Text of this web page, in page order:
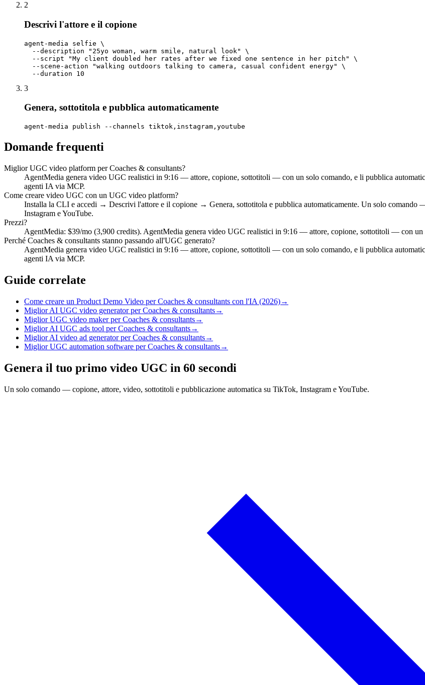
2
Descrivi l'attore e il copione
agent-media selfie \
  --description "25yo woman, warm smile, natural look" \
  --script "My client doubled her rates after we fixed one sentence in her pitch" \
  --scene-action "walking outdoors talking to camera, casual confident energy" \
  --duration 10
3
Genera, sottotitola e pubblica automaticamente
agent-media publish --channels tiktok,instagram,youtube
Domande frequenti
Miglior UGC video platform per Coaches & consultants?
AgentMedia genera video UGC realistici in 9:16 — attore, copione, sottotitoli — con un solo comando, e li pubblica
agenti IA via MCP.
Come creare video UGC con un UGC video platform?
Installa la CLI e accedi → Descrivi l'attore e il copione → Genera, sottotitola e pubblica automaticamente. Un solo comando
Instagram e YouTube.
Prezzi?
AgentMedia: $39/mo (3,900 credits). AgentMedia genera video UGC realistici in 9:16 — attore, copione, sottotitoli — con un
Perché Coaches & consultants stanno passando all'UGC generato?
AgentMedia genera video UGC realistici in 9:16 — attore, copione, sottotitoli — con un solo comando, e li pubblica
agenti IA via MCP.
Guide correlate
Come creare un Product Demo Video per Coaches & consultants con l'IA (2026)→
Miglior AI UGC video generator per Coaches & consultants→
Miglior UGC video maker per Coaches & consultants→
Miglior AI UGC ads tool per Coaches & consultants→
Miglior AI video ad generator per Coaches & consultants→
Miglior UGC automation software per Coaches & consultants→
Genera il tuo primo video UGC in 60 secondi
Un solo comando — copione, attore, video, sottotitoli e pubblicazione automatica su TikTok, Instagram e YouTube.